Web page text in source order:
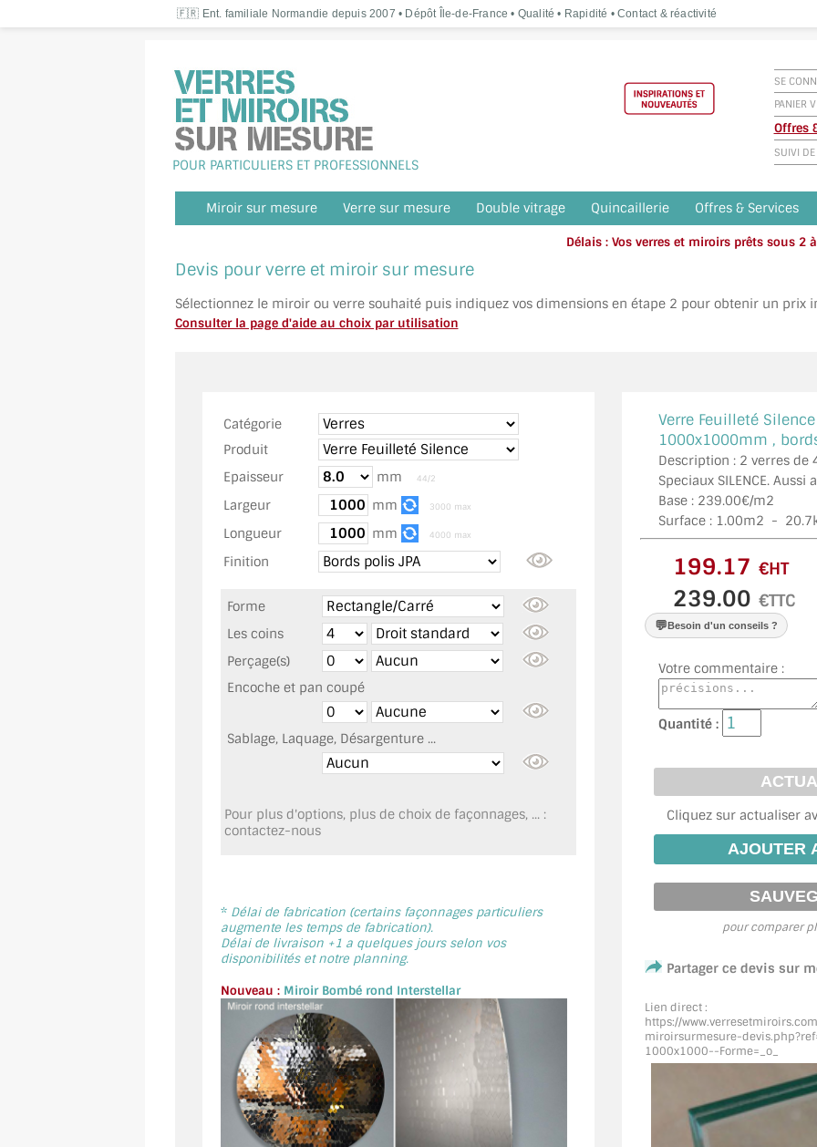
🇫🇷 Ent. familiale Normandie depuis 2007 • Dépôt Île-de-France • Qualité • Rapidité • Contact & réactivité
POUR PARTICULIERS ET PROFESSIONNELS
SE
PANIER
Offres
SUIVI
Miroir sur mesure Verre sur mesure Double vitrage Quincaillerie Offres & Services
Délais : Vos verres et miroirs prêts sous 2
Devis pour verre et miroir sur mesure
Sélectionnez le miroir ou verre souhaité puis indiquez vos dimensions en étape 2 pour obtenir un prix
Consulter la page d'aide au choix par utilisation
Catégorie
Produit
Epaisseur
mm 44/2
Largeur mm 3000 max
Longueur mm 4000 max
Finition
Forme
Les coins
Perçage(s)
Encoche et pan coupé
Sablage, Laquage, Désargenture ...
Pour plus d'options, plus de choix de façonnages, ... :
contactez-nous
* Délai de fabrication (certains façonnages particuliers
augmente les temps de fabrication).
Délai de livraison +1 a quelques jours selon vos
disponibilités et notre planning.
Nouveau : Miroir Bombé rond Interstellar
Verre Feuilleté
1000x1000mm ,
Description : 2 verres
Speciaux SILENCE. Aussi
Base : 239.00€/m2
Surface : 1.00m2 - 20.7
€HT
€TTC
💬Besoin d'un conseils ?
Votre commentaire :
Quantité :
Cliquez sur actualiser
pour comparer
Partager ce devis sur
Lien direct :
https://
miroirsurmesure-
1000x1000--Forme=_o_